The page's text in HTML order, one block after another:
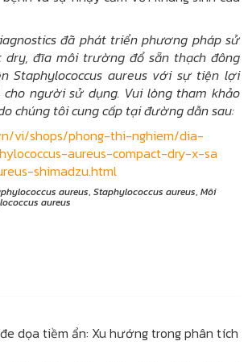
đã phát triển phương pháp sử
dry, đĩa môi trường đổ sẵn thạch đông
Staphylococcus aureus với sự tiện lợi
người sử dụng. Vui lòng tham khảo
chúng tôi cung cấp tại đường dẫn sau:
vi/shops/phong-thi-nghiem/dia-
aureus-compact-dry-x-sa
shimadzu.html
aureus, Staphylococcus aureus, Môi
aureus
dọa tiềm ẩn: Xu hướng trong phân tích